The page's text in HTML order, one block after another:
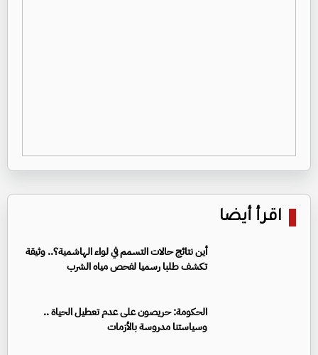
اقرأ أيضا
أين نتائج حالات التسمم في لواء الهاشمية؟.. وثيقة
تكشف طلبا رسميا لفحص مياه الشرب
الحكومة: حريصون على عدم تعطيل الحياة ..
وسياستنا مدروسة بالأزمات